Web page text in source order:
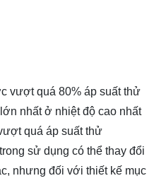
vượt quá 80% áp suất thử
nhất ở nhiệt độ cao nhất
quá áp suất thử
sử dụng có thể thay đổi
nhưng đối với thiết kế mục